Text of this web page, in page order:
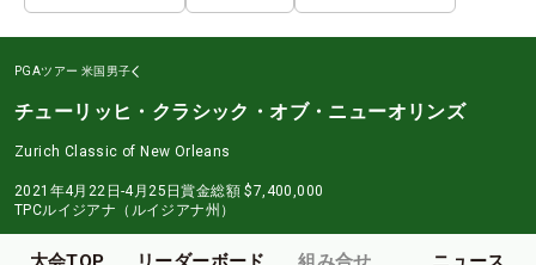
PGAツアー 米国男子
チューリッヒ・クラシック・オブ・ニューオリンズ
Zurich Classic of New Orleans
2021年4月22日-4月25日賞金総額 $7,400,000
TPCルイジアナ（ルイジアナ州）